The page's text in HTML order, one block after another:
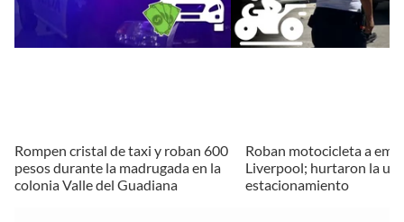
Rompen cristal de taxi y roban 600
pesos durante la madrugada en la
colonia Valle del Guadiana
Roban motocicleta a
Liverpool; hurtaron la
estacionamiento